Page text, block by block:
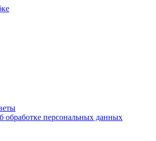
обработке персональных данных